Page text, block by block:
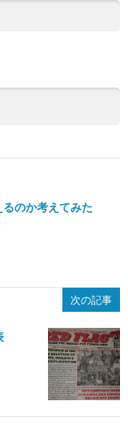
のか考えてみた
次の記事